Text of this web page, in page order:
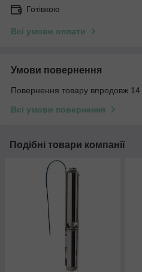
Готівкою
Всі умови оплати
Умови повернення
Повернення товару впродовж 14
Всі умови повернення
Подібні товари компанії